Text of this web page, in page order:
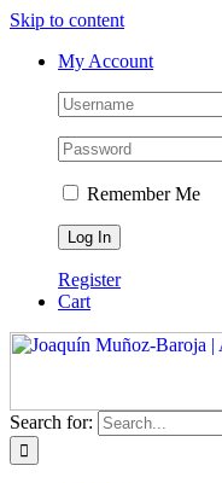
Skip to content
My Account
Remember Me
Register
Cart
Search for: